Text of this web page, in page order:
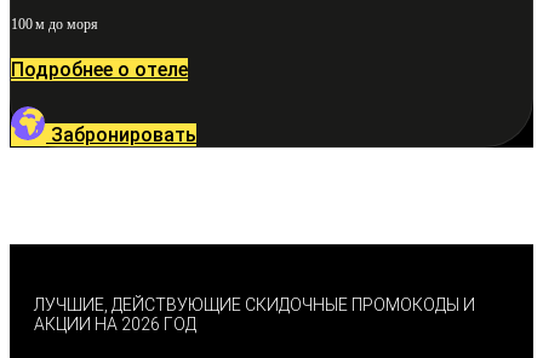
100 м до моря
Подробнее о отеле
Забронировать
ЛУЧШИЕ, ДЕЙСТВУЮЩИЕ СКИДОЧНЫЕ ПРОМОКОДЫ И
АКЦИИ НА 2026 ГОД